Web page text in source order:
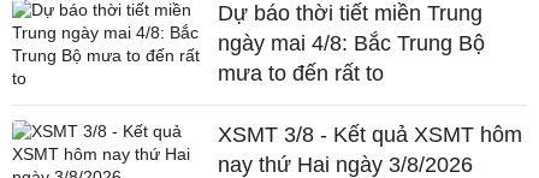
Dự báo thời tiết miền Trung
ngày mai 4/8: Bắc Trung Bộ
mưa to đến rất to
XSMT 3/8 - Kết quả XSMT hôm
nay thứ Hai ngày 3/8/2026